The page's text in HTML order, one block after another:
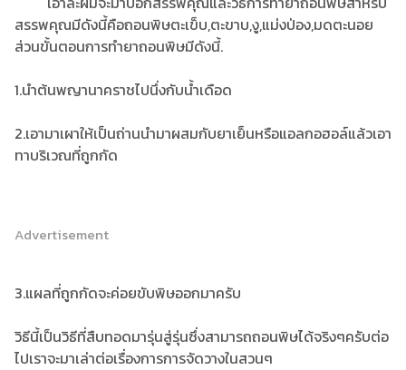
สรรพคุณมีดังนี้คือถอนพิษตะเข็บ,ตะขาบ,งู,แม่งป่อง,มดตะนอย
ส่วนขั้นตอนการทำยาถอนพิษมีดังนี้.
1.นำต้นพญานาคราชไปนึ่งกับน้ำเดือด
2.เอามาเผาให้เป็นถ่านนำมาผสมกับยาเย็นหรือแอลกอฮอล์แล้วเอา
ทาบริเวณที่ถูกกัด
Advertisement
3.แผลที่ถูกกัดจะค่อยขับพิษออกมาครับ
วิธีนี้เป็นวิธีที่สืบทอดมารุ่นสู่รุ่นซึ่งสามารถถอนพิษได้จริงๆครับต่อ
ไปเราจะมาเล่าต่อเรื่องการการจัดวางในสวนๆ